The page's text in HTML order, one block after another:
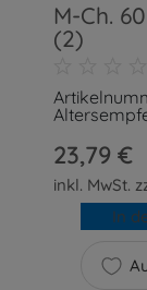
M-Ch.
(2)
23,79 €
inkl. MwSt.
In